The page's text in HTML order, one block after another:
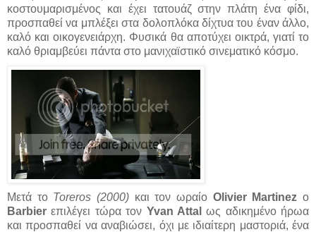
κοστουμαρισμένος και έχει τατουάζ στην πλάτη ένα φίδι,
προσπαθεί να μπλέξει στα δολοπλόκα δίχτυα του έναν άλλο,
καλό και οικογενειάρχη. Φυσικά θα αποτύχει οικτρά, γιατί το
καλό θριαμβεύει πάντα στο μανιχαϊστικό σινεματικό κόσμο.
Μετά το Toreros (2000) και τον ωραίο Olivier Martinez ο
Barbier επιλέγει τώρα τον Yvan Attal ως αδικημένο ήρωα
και προσπαθεί να αναβιώσει, όχι με ιδιαίτερη μαστοριά, ένα